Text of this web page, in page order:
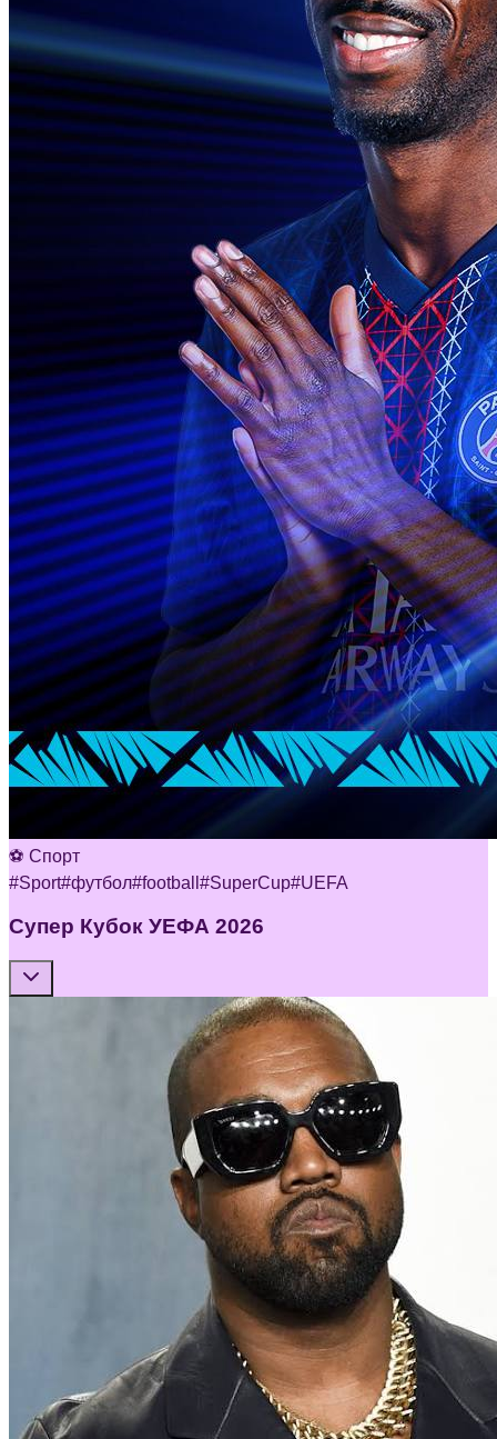
⚽ Спорт
#Sport#футбол#football #SuperCup#UEFA
Супер Кубок УЕФА 2026